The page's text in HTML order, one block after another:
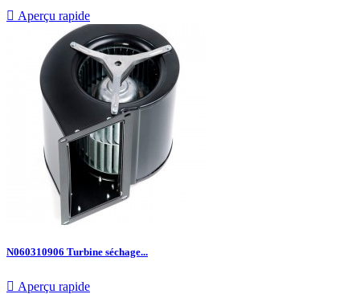
 Aperçu rapide
N060310906 Turbine séchage...
 Aperçu rapide